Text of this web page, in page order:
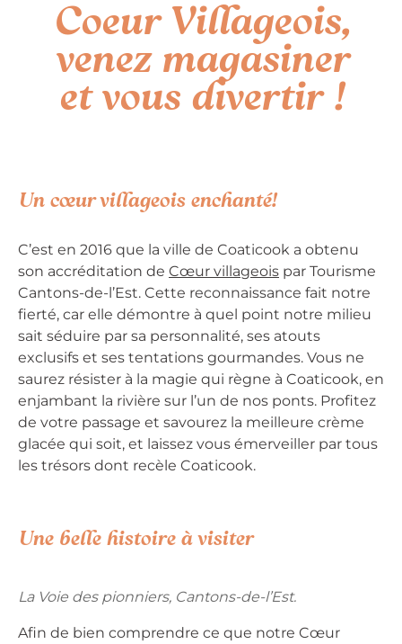
Coeur Villageois,
venez magasiner
et vous divertir !
Un cœur villageois enchanté!
C’est en 2016 que la ville de Coaticook a obtenu
son accréditation de Cœur villageois par Tourisme
Cantons-de-l’Est. Cette reconnaissance fait notre
fierté, car elle démontre à quel point notre milieu
sait séduire par sa personnalité, ses atouts
exclusifs et ses tentations gourmandes. Vous ne
saurez résister à la magie qui règne à Coaticook, en
enjambant la rivière sur l’un de nos ponts. Profitez
de votre passage et savourez la meilleure crème
glacée qui soit, et laissez vous émerveiller par tous
les trésors dont recèle Coaticook.
Une belle histoire à visiter
La Voie des pionniers, Cantons-de-l’Est.
Afin de bien comprendre ce que notre Cœur